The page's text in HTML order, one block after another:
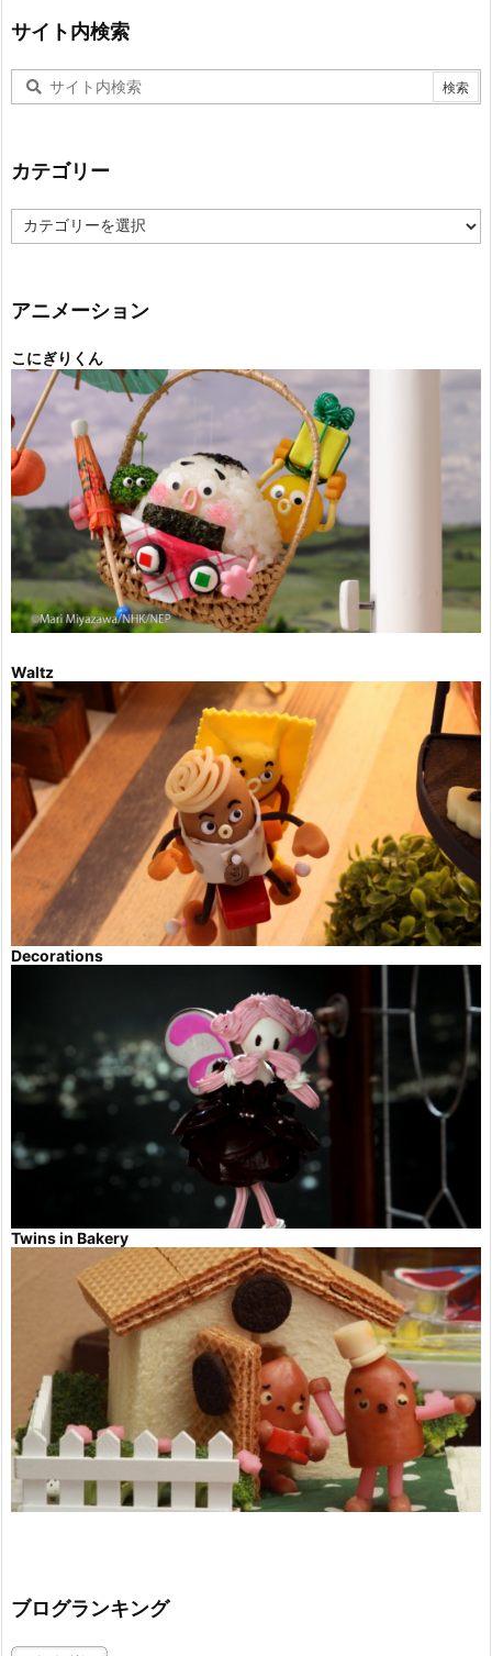
サイト内検索
カテゴリー
テ
ー
アニメーション
こにぎりくん
Waltz
Decorations
Twins in Bakery
ブログランキング